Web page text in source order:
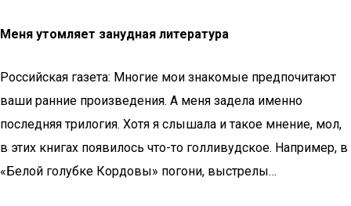
Меня утомляет занудная литература
Российская газета: Многие мои знакомые предпочитают
ваши ранние произведения. А меня задела именно
последняя трилогия. Хотя я слышала и такое мнение, мол,
в этих книгах появилось что-то голливудское. Например, в
«Белой голубке Кордовы» погони, выстрелы…